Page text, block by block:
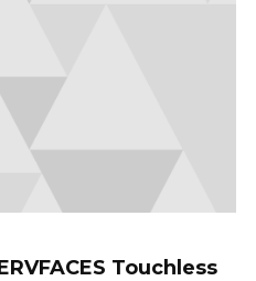
Touchless